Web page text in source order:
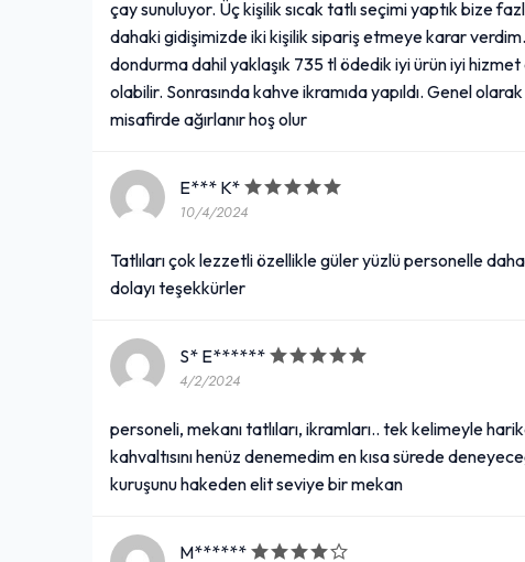
çay sunuluyor. Üç kişilik sıcak tatlı seçimi yaptık bize
dahaki gidişimizde iki kişilik sipariş etmeye karar verdim.
dondurma dahil yaklaşık 735 tl ödedik iyi ürün iyi
olabilir. Sonrasında kahve ikramıda yapıldı. Genel
misafirde ağırlanır hoş olur
E*** K*
10/4/2024
Tatlıları çok lezzetli özellikle güler yüzlü personelle
dolayı teşekkürler
S* E******
4/2/2024
personeli, mekanı tatlıları, ikramları.. tek kelimeyle
kahvaltısını henüz denemedim en kısa sürede
kuruşunu hakeden elit seviye bir mekan
M******